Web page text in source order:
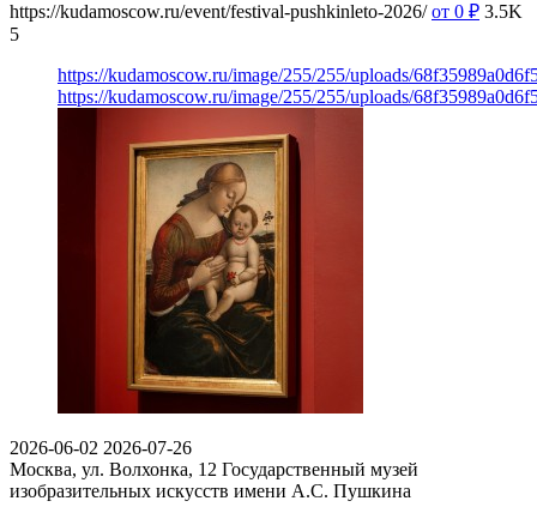
https://kudamoscow.ru/event/festival-pushkinleto-2026/ от 0 ₽ 3.5K
5
https://kudamoscow.ru/image/255/255/uploads/
https://kudamoscow.ru/image/255/255/uploads/
2026-06-02 2026-07-26
Москва, ул. Волхонка, 12 Государственный музей
изобразительных искусств имени А.С. Пушкина